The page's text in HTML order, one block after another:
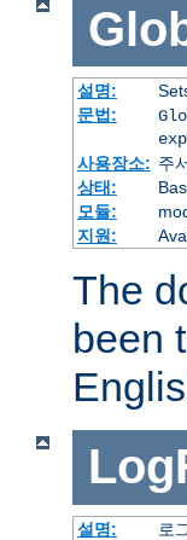
설명:
문법:
사용장소: 주
상태:
모듈:
지원:
The
been
설명:
로